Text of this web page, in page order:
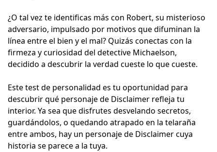
¿O tal vez te identificas más con Robert, su misterioso
adversario, impulsado por motivos que difuminan la
línea entre el bien y el mal? Quizás conectas con la
firmeza y curiosidad del detective Michaelson,
decidido a descubrir la verdad cueste lo que cueste.
Este test de personalidad es tu oportunidad para
descubrir qué personaje de Disclaimer refleja tu
interior. Ya sea que disfrutes desvelando secretos,
guardándolos, o quedando atrapado en la telaraña
entre ambos, hay un personaje de Disclaimer cuya
historia se parece a la tuya.